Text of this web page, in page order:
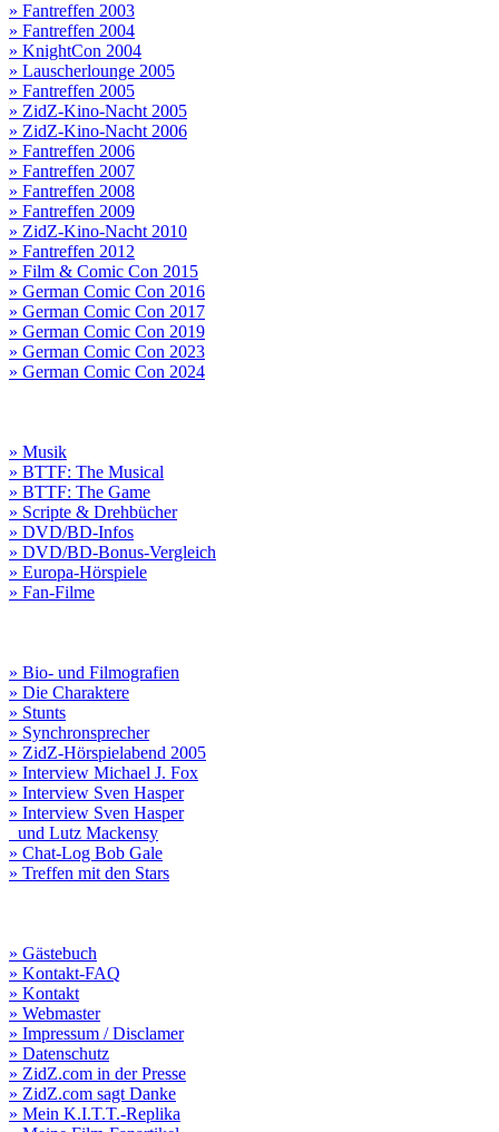
» Fantreffen 2003
» Fantreffen 2004
» KnightCon 2004
» Lauscherlounge 2005
» Fantreffen 2005
» ZidZ-Kino-Nacht 2005
» ZidZ-Kino-Nacht 2006
» Fantreffen 2006
» Fantreffen 2007
» Fantreffen 2008
» Fantreffen 2009
» ZidZ-Kino-Nacht 2010
» Fantreffen 2012
» Film & Comic Con 2015
» German Comic Con 2016
» German Comic Con 2017
» German Comic Con 2019
» German Comic Con 2023
» German Comic Con 2024
» Musik
» BTTF: The Musical
» BTTF: The Game
» Scripte & Drehbücher
» DVD/BD-Infos
» DVD/BD-Bonus-Vergleich
» Europa-Hörspiele
» Fan-Filme
» Bio- und Filmografien
» Die Charaktere
» Stunts
» Synchronsprecher
» ZidZ-Hörspielabend 2005
» Interview Michael J. Fox
» Interview Sven Hasper
» Interview Sven Hasper
und Lutz Mackensy
» Chat-Log Bob Gale
» Treffen mit den Stars
» Gästebuch
» Kontakt-FAQ
» Kontakt
» Webmaster
» Impressum / Disclamer
» Datenschutz
» ZidZ.com in der Presse
» ZidZ.com sagt Danke
» Mein K.I.T.T.-Replika